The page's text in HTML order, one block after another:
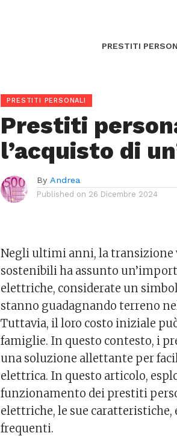
PRESTITI
PRESTITI PERSONALI
Prestiti
l’acquisto di
By Andrea
Published on 26 Dicembre 2024
Negli ultimi anni, la transizione
sostenibili ha assunto
elettriche, considerate un
stanno guadagnando terreno
Tuttavia, il loro costo iniziale
famiglie. In questo contesto, i
una soluzione allettante per
elettrica. In questo articolo,
funzionamento dei prestiti
elettriche, le sue
frequenti.